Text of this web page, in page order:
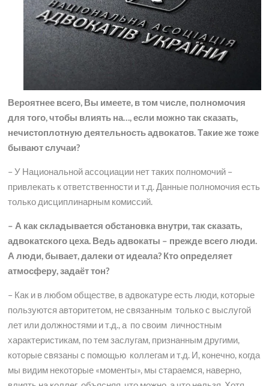
Вероятнее всего, Вы имеете, в том числе, полномочия
для того, чтобы влиять на…, если можно так сказать,
нечистоплотную деятельность адвокатов. Такие же тоже
бывают случаи?
– У Национальной ассоциации нет таких полномочий –
привлекать к ответственности и т.д. Данные полномочия есть
только дисциплинарным комиссий.
– А как складывается обстановка внутри, так сказать,
адвокатского цеха. Ведь адвокаты – прежде всего люди.
А люди, бывает, далеки от идеала? Кто определяет
атмосферу, задаёт тон?
– Как и в любом обществе, в адвокатуре есть люди, которые
пользуются авторитетом, не связанным только с выслугой
лет или должностями и т.д., а по своим личностным
характеристикам, по тем заслугам, признанным другими,
которые связаны с помощью коллегам и т.д. И, конечно, когда
мы видим некоторые «моменты», мы стараемся, наверно,